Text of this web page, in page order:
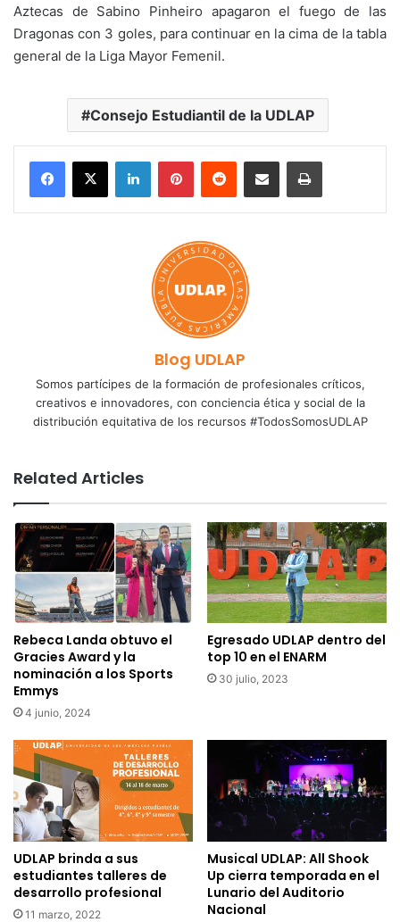
Aztecas de Sabino Pinheiro apagaron el fuego de las
Dragonas con 3 goles, para continuar en la cima de la tabla
general de la Liga Mayor Femenil.
Consejo Estudiantil de la UDLAP
LinkedInPinterestReddit Share via Email Print
Blog UDLAP
Somos partícipes de la formación de profesionales críticos,
creativos e innovadores, con conciencia ética y social de la
distribución equitativa de los recursos #TodosSomosUDLAP
Related Articles
Rebeca Landa obtuvo el
Gracies Award y la
nominación a los Sports
Emmys
4 junio, 2024
Egresado UDLAP dentro del
top 10 en el ENARM
30 julio, 2023
UDLAP brinda a sus
estudiantes talleres de
desarrollo profesional
11 marzo, 2022
Musical UDLAP: All Shook
Up cierra temporada en el
Lunario del Auditorio
Nacional